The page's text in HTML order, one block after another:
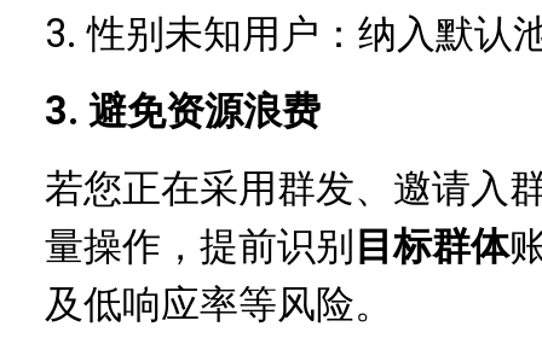
3.性别未知用户：纳入默认
3. 避免资源浪费
若您正在采用群发、邀请入
量操作，提前识别 目标群体
及低响应率等风险。